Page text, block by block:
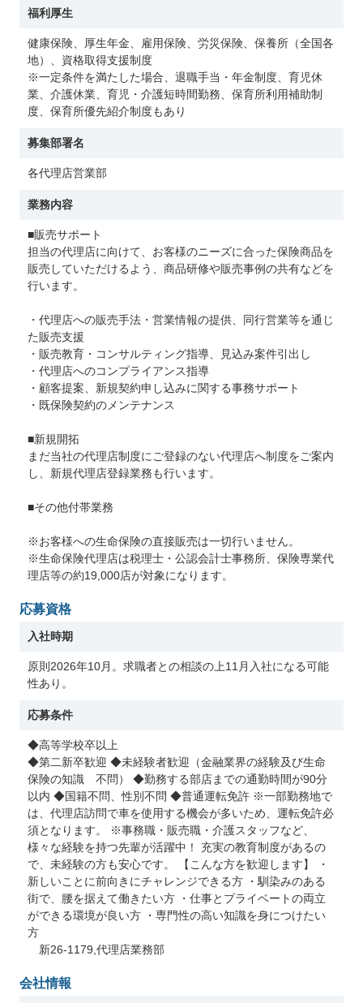
福利厚生
健康保険、厚生年金、雇用保険、労災保険、保養所（全国各
地）、資格取得支援制度
※一定条件を満たした場合、退職手当・年金制度、育児休
業、介護休業、育児・介護短時間勤務、保育所利用補助制
度、保育所優先紹介制度もあり
募集部署名
各代理店営業部
業務内容
■販売サポート
担当の代理店に向けて、お客様のニーズに合った保険商品を
販売していただけるよう、商品研修や販売事例の共有などを
行います。
・代理店への販売手法・営業情報の提供、同行営業等を通じ
た販売支援
・販売教育・コンサルティング指導、見込み案件引出し
・代理店へのコンプライアンス指導
・顧客提案、新規契約申し込みに関する事務サポート
・既保険契約のメンテナンス
■新規開拓
まだ当社の代理店制度にご登録のない代理店へ制度をご案内
し、新規代理店登録業務も行います。
■その他付帯業務
※お客様への生命保険の直接販売は一切行いません。
※生命保険代理店は税理士・公認会計士事務所、保険専業代
理店等の約19,000店が対象になります。
応募資格
入社時期
原則2026年10月。求職者との相談の上11月入社になる可能
性あり。
応募条件
◆高等学校卒以上
◆第二新卒歓迎 ◆未経験者歓迎（金融業界の経験及び生命
保険の知識 不問） ◆勤務する部店までの通勤時間が90分
以内 ◆国籍不問、性別不問 ◆普通運転免許 ※一部勤務地で
は、代理店訪問で車を使用する機会が多いため、運転免許必
須となります。 ※事務職・販売職・介護スタッフなど、
様々な経験を持つ先輩が活躍中！ 充実の教育制度があるの
で、未経験の方も安心です。 【こんな方を歓迎します】 ・
新しいことに前向きにチャレンジできる方 ・馴染みのある
街で、腰を据えて働きたい方 ・仕事とプライベートの両立
ができる環境が良い方 ・専門性の高い知識を身につけたい
方
新26-1179,代理店業務部
会社情報